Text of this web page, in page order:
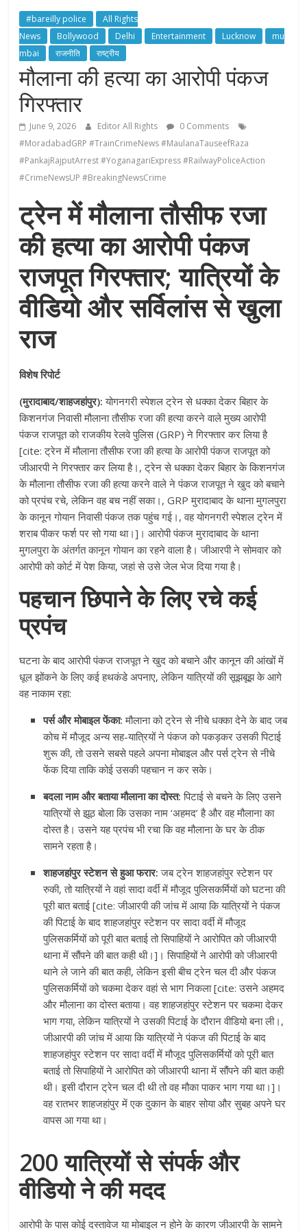
#bareilly police
All Rights
News
Bollywood Delhi Entertainment Lucknow
mu
mbai
राजनीति राष्ट्रीय
मौलाना की हत्या का आरोपी पंकज
गिरफ्तार
June 9, 2026 Editor All Rights
0 Comments
#MoradabadGRP #TrainCrimeNews #MaulanaTauseefRaza
#PankajRajputArrest #YoganagariExpress #RailwayPoliceAction
#CrimeNewsUP #BreakingNewsCrime
ट्रेन में मौलाना तौसीफ रजा
की हत्या का आरोपी पंकज
राजपूत गिरफ्तार; यात्रियों के
वीडियो और सर्विलांस से खुला
राज
विशेष रिपोर्ट
(मुरादाबाद/शाहजहांपुर): योगनगरी स्पेशल ट्रेन से धक्का देकर बिहार के
किशनगंज निवासी मौलाना तौसीफ रजा की हत्या करने वाले मुख्य आरोपी
पंकज राजपूत को राजकीय रेलवे पुलिस (GRP) ने गिरफ्तार कर लिया है
[cite: ट्रेन में मौलाना तौसीफ रजा की हत्या के आरोपी पंकज राजपूत को
जीआरपी ने गिरफ्तार कर लिया है।, ट्रेन से धक्का देकर बिहार के किशनगंज
के मौलाना तौसीफ रजा की हत्या करने वाले ने पंकज राजपूत ने खुद को बचाने
को प्रपंच रचे, लेकिन वह बच नहीं सका।, GRP मुरादाबाद के थाना मुगलपुरा
के कानून गोयान निवासी पंकज तक पहुंच गई।, वह योगनगरी स्पेशल ट्रेन में
शराब पीकर फर्श पर सो गया था।]। आरोपी पंकज मुरादाबाद के थाना
मुगलपुरा के अंतर्गत कानून गोयान का रहने वाला है। जीआरपी ने सोमवार को
आरोपी को कोर्ट में पेश किया, जहां से उसे जेल भेज दिया गया है।
पहचान छिपाने के लिए रचे कई
प्रपंच
घटना के बाद आरोपी पंकज राजपूत ने खुद को बचाने और कानून की आंखों में
धूल झोंकने के लिए कई हथकंडे अपनाए, लेकिन यात्रियों की सूझबूझ के आगे
वह नाकाम रहा:
पर्स और मोबाइल फेंका: मौलाना को ट्रेन से नीचे धक्का देने के बाद जब
कोच में मौजूद अन्य सह-यात्रियों ने पंकज को पकड़कर उसकी पिटाई
शुरू की, तो उसने सबसे पहले अपना मोबाइल और पर्स ट्रेन से नीचे
फेंक दिया ताकि कोई उसकी पहचान न कर सके।
बदला नाम और बताया मौलाना का दोस्त: पिटाई से बचने के लिए उसने
यात्रियों से झूठ बोला कि उसका नाम ‘अहमद’ है और वह मौलाना का
दोस्त है। उसने यह प्रपंच भी रचा कि वह मौलाना के घर के ठीक
सामने रहता है।
शाहजहांपुर स्टेशन से हुआ फरार: जब ट्रेन शाहजहांपुर स्टेशन पर
रुकी, तो यात्रियों ने वहां सादा वर्दी में मौजूद पुलिसकर्मियों को घटना की
पूरी बात बताई [cite: जीआरपी की जांच में आया कि यात्रियों ने पंकज
की पिटाई के बाद शाहजहांपुर स्टेशन पर सादा वर्दी में मौजूद
पुलिसकर्मियों को पूरी बात बताई तो सिपाहियों ने आरोपित को जीआरपी
थाना में सौंपने की बात कही थी।]। सिपाहियों ने आरोपी को जीआरपी
थाने ले जाने की बात कही, लेकिन इसी बीच ट्रेन चल दी और पंकज
पुलिसकर्मियों को चकमा देकर वहां से भाग निकला [cite: उसने अहमद
और मौलाना का दोस्त बताया। वह शाहजहांपुर स्टेशन पर चकमा देकर
भाग गया, लेकिन यात्रियों ने उसकी पिटाई के दौरान वीडियो बना ली।,
जीआरपी की जांच में आया कि यात्रियों ने पंकज की पिटाई के बाद
शाहजहांपुर स्टेशन पर सादा वर्दी में मौजूद पुलिसकर्मियों को पूरी बात
बताई तो सिपाहियों ने आरोपित को जीआरपी थाना में सौंपने की बात कही
थी। इसी दौरान ट्रेन चल दी थी तो वह मौका पाकर भाग गया था।]।
वह रातभर शाहजहांपुर में एक दुकान के बाहर सोया और सुबह अपने घर
वापस आ गया था।
200 यात्रियों से संपर्क और
वीडियो ने की मदद
आरोपी के पास कोई दस्तावेज या मोबाइल न होने के कारण जीआरपी के सामने